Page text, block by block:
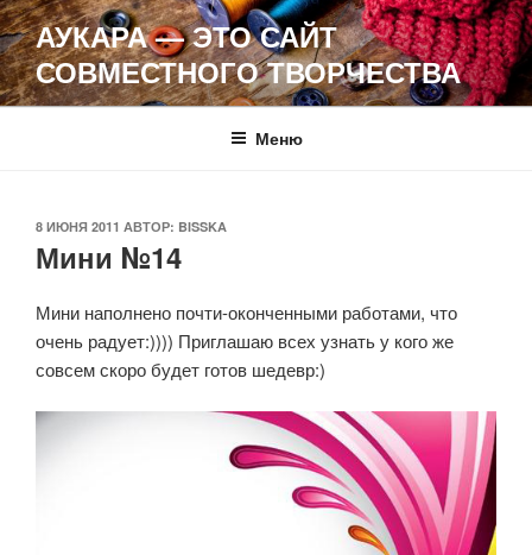
Перейти
к
содержимому
АУКАРА — ЭТО САЙТ
СОВМЕСТНОГО ТВОРЧЕСТВА
Меню
ОПУБЛИКОВАНО
8 ИЮНЯ 2011 АВТОР: BISSKA
Мини №14
Мини наполнено почти-оконченными работами, что
очень радует:)))) Приглашаю всех узнать у кого же
совсем скоро будет готов шедевр:)